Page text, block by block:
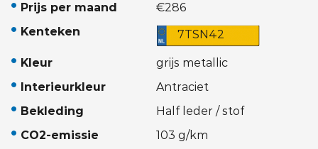
Prijs per maand
€286
Kenteken
7TSN42
Kleur
grijs metallic
Interieurkleur
Antraciet
Bekleding
Half leder / stof
CO2-emissie
103 g/km